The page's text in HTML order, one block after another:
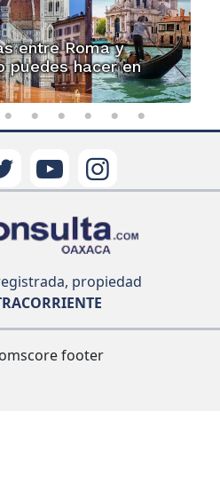
entre Roma y
puedes hacer en
propiedad